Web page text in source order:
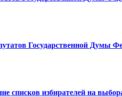
Государственной Думы
списков избирателей на